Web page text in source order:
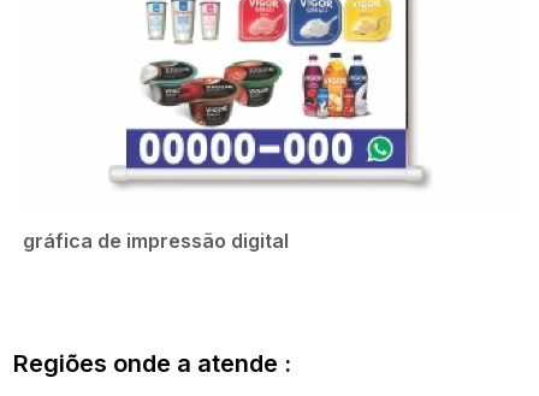
gráfica de impressão digital
Regiões onde a atende :